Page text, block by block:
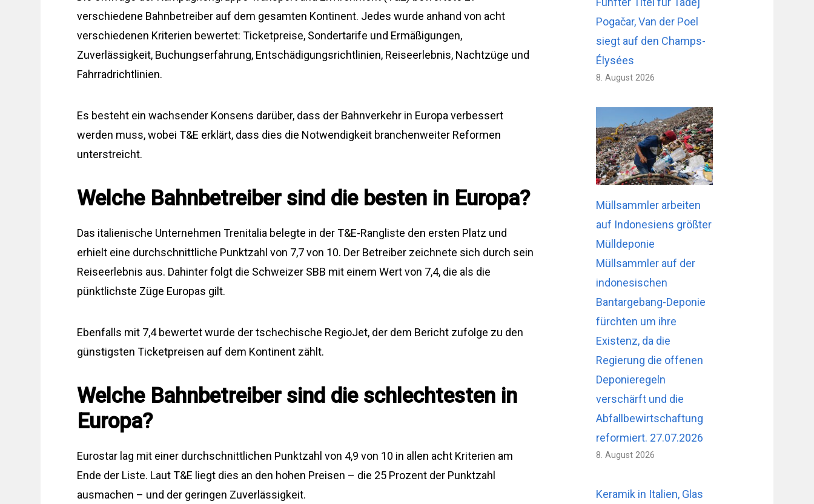
verschiedene Bahnbetreiber auf dem gesamten Kontinent. Jedes wurde anhand von acht
verschiedenen Kriterien bewertet: Ticketpreise, Sondertarife und Ermäßigungen,
Zuverlässigkeit, Buchungserfahrung, Entschädigungsrichtlinien, Reiseerlebnis, Nachtzüge und
Fahrradrichtlinien.
Es besteht ein wachsender Konsens darüber, dass der Bahnverkehr in Europa verbessert
werden muss, wobei T&E erklärt, dass dies die Notwendigkeit branchenweiter Reformen
unterstreicht.
Welche Bahnbetreiber sind die besten in Europa?
Das italienische Unternehmen Trenitalia belegte in der T&E-Rangliste den ersten Platz und
erhielt eine durchschnittliche Punktzahl von 7,7 von 10. Der Betreiber zeichnete sich durch sein
Reiseerlebnis aus. Dahinter folgt die Schweizer SBB mit einem Wert von 7,4, die als die
pünktlichste Züge Europas gilt.
Ebenfalls mit 7,4 bewertet wurde der tschechische RegioJet, der dem Bericht zufolge zu den
günstigsten Ticketpreisen auf dem Kontinent zählt.
Welche Bahnbetreiber sind die schlechtesten in
Europa?
Eurostar lag mit einer durchschnittlichen Punktzahl von 4,9 von 10 in allen acht Kriterien am
Ende der Liste. Laut T&E liegt dies an den hohen Preisen – die 25 Prozent der Punktzahl
ausmachen – und der geringen Zuverlässigkeit.
Pogačar, Van der Poel
siegt auf den Champs-
Élysées
8. August 2026
Müllsammler arbeiten
auf Indonesiens größter
Mülldeponie
Müllsammler auf der
indonesischen
Bantargebang-Deponie
fürchten um ihre
Existenz, da die
Regierung die offenen
Deponieregeln
verschärft und die
Abfallbewirtschaftung
reformiert. 27.07.2026
8. August 2026
Keramik in Italien, Glas